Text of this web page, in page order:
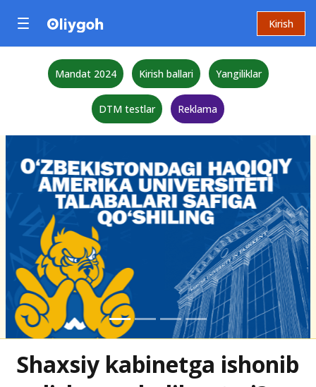
Kirish
Mandat 2024 Kirish ballari Yangiliklar
DTM testlar Reklama
Shaxsiy kabinetga ishonib